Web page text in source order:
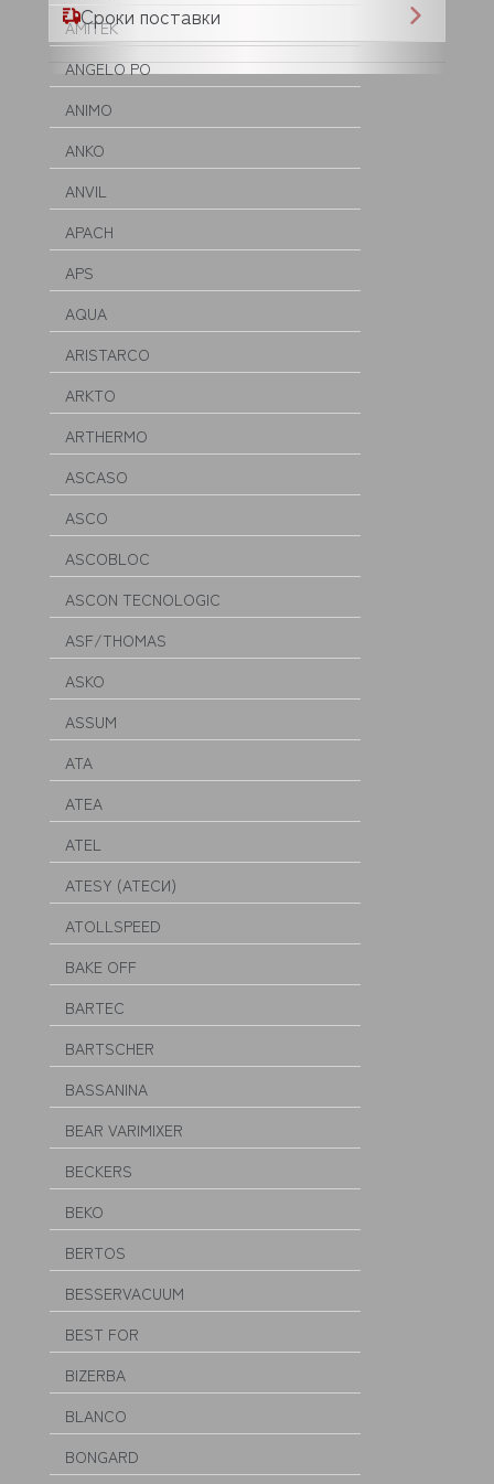
AMITEK
ANGELO PO
ANIMO
ANKO
ANVIL
APACH
APS
AQUA
ARISTARCO
ARKTO
ARTHERMO
ASCASO
ASCO
ASCOBLOC
ASCON TECNOLOGIC
ASF/THOMAS
ASKO
ASSUM
ATA
ATEA
ATEL
ATESY (АТЕСИ)
ATOLLSPEED
BAKE OFF
BARTEC
BARTSCHER
BASSANINA
BEAR VARIMIXER
BECKERS
BEKO
BERTOS
BESSERVACUUM
BEST FOR
BIZERBA
BLANCO
BONGARD
Сроки поставки